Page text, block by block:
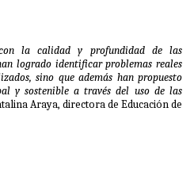
la calidad y profundidad de las
logrado identificar problemas reales
sino que además han propuesto
y sostenible a través del uso de las
Araya, directora de Educación de